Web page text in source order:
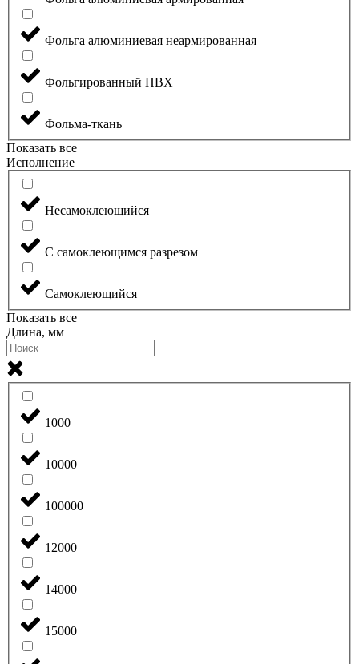
Фольга алюминиевая неармированная
Фольгированный ПВХ
Фольма-ткань
Показать все
Исполнение
Несамоклеющийся
С самоклеющимся разрезом
Самоклеющийся
Показать все
Длина, мм
1000
10000
100000
12000
14000
15000